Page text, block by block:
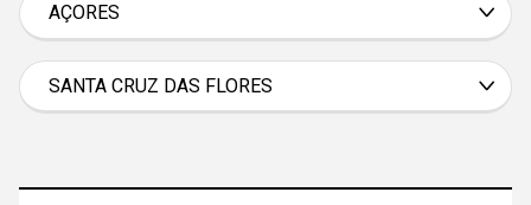
AÇORES
Aveiro
Braga
SANTA CRUZ DAS FLORES